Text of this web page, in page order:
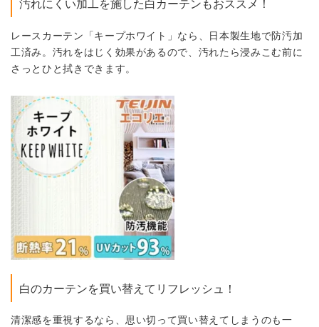
汚れにくい加工を施した白カーテンもおススメ！
レースカーテン「キープホワイト」なら、日本製生地で防汚加
工済み。汚れをはじく効果があるので、汚れたら浸みこむ前に
さっとひと拭きできます。
白のカーテンを買い替えてリフレッシュ！
清潔感を重視するなら、思い切って買い替えてしまうのも一